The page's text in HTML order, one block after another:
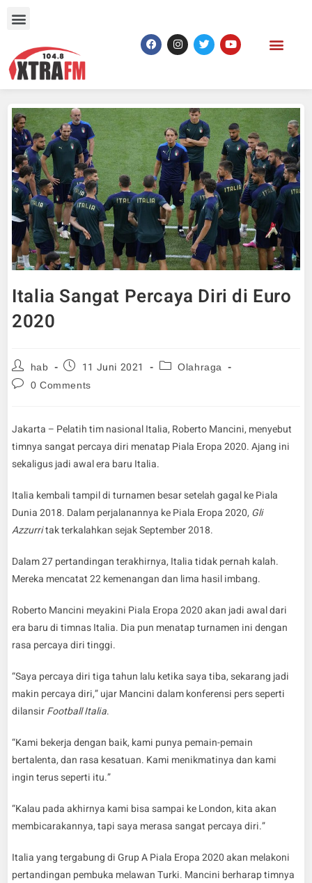
Italia Sangat Percaya Diri di Euro
2020
hab 11 Juni 2021
Olahraga
0 Comments
Jakarta – Pelatih tim nasional Italia, Roberto Mancini, menyebut
timnya sangat percaya diri menatap Piala Eropa 2020. Ajang ini
sekaligus jadi awal era baru Italia.
Italia kembali tampil di turnamen besar setelah gagal ke Piala
Dunia 2018. Dalam perjalanannya ke Piala Eropa 2020, Gli
Azzurritak terkalahkan sejak September 2018.
Dalam 27 pertandingan terakhirnya, Italia tidak pernah kalah.
Mereka mencatat 22 kemenangan dan lima hasil imbang.
Roberto Mancini meyakini Piala Eropa 2020 akan jadi awal dari
era baru di timnas Italia. Dia pun menatap turnamen ini dengan
rasa percaya diri tinggi.
“Saya percaya diri tiga tahun lalu ketika saya tiba, sekarang jadi
makin percaya diri,” ujar Mancini dalam konferensi pers seperti
dilansirFootball Italia.
“Kami bekerja dengan baik, kami punya pemain-pemain
bertalenta, dan rasa kesatuan. Kami menikmatinya dan kami
ingin terus seperti itu.”
“Kalau pada akhirnya kami bisa sampai ke London, kita akan
membicarakannya, tapi saya merasa sangat percaya diri.”
Italia yang tergabung di Grup A Piala Eropa 2020 akan melakoni
pertandingan pembuka melawan Turki. Mancini berharap timnya